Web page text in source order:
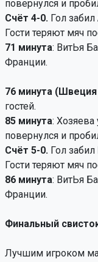
повернулся и
Счёт 4-0. Гол забил
Гости теряют мяч
71 минута: ВитЬя
Франции.
76 минута
гостей.
85 минута:
повернулся и
Счёт 5-0. Гол забил
Гости теряют мяч
86 минута: ВитЬя
Франции.
Финальный
Лучшим игроком